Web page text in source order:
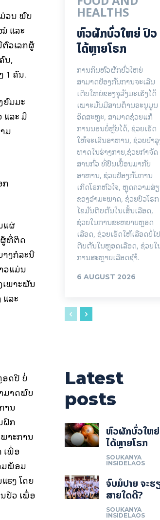
ວນ ພົບ
ແລະ
ວເລກຜູ້
ນ,
1 ຄົນ.
ຍົມມະ
ແລະ ມີ
ມ
ກ
ແຜ່
ຜູ້ທີ່ຕິດ
າງກໍລະນີ
ວແມ່ນ
ພາະພັນ
ແລະ
ອດປີ ບໍ່
ມາດພົບ
ານ
ຝຶກ
າະການ
ເພື່ອ
ມພ້ອມ
ຮງ ໂດຍ
ປົວ ເພື່ອ
HEALTHS
ຫົວຜັກບົ່ວໃຫຍ່ ປົວ
ໄດ້ຫຼາຍໂຣກ
ການກິນຫົວຜັກບົ່ວໃຫຍ່
ສາມາດປ້ອງກັນການຈະເລີນ
ເຕີບໃຫຍ່ຂອງຈຸລັງມະເຮັງໄດ້
ເພາະມັນມີສານຕ້ານອະນຸມູນ
ອິດສະຫຼະ, ສາມາດຊ່ວຍແກ້
ການນອນບໍ່ຫຼັບໄດ້, ຊ່ວຍເຮັດ
ໃຫ້ຈະເລີນອາຫານ, ຊ່ວຍບຳ
ທາດໃນຮ່າງກາຍ,​ຊ່ວຍກຳຈັດ
ສານກົ່ວ ທີ່ປົນເປື້ອນມາກັບ
ອາຫານ, ຊ່ວຍປ້ອງກັນການ
ເກີດໂຣກຫົວໃຈ,​ ຫຼຸດຄວາມສ່
ຂອງອຳມະພາດ, ຊ່ວຍປົວໂຣກ
ໄຂມັນຕີບຕັນໃນເສັ້ນເລືອດ,
ຊ່ວຍໃນການຂະຫຍາຍຫຼອດ
ເລືອດ, ຊ່ວຍເຮັດໃຫ້ເລືອດບໍ່ໄປ
ຕີບຕັນໃນຫຼອດເລືອດ, ຊ່ວຍໃ
ການສະຫຼາຍເລືອດຊຳ້.
6 AUGUST 2026
Latest
posts
ຫົວຜັກບົ່ວໃຫ
ໄດ້ຫຼາຍໂຣກ
SOUKANYA
INSIDELAOS
ຈົບມໍປາຍ ຈະ
ສາຍໃດດີ?
SOUKANYA
INSIDELAOS